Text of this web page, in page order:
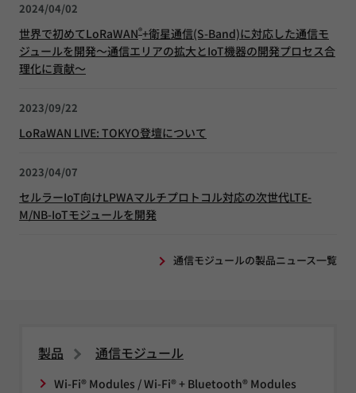
2024/04/02
世界で初めてLoRaWAN®+衛星通信(S-Band)に対応した通信モ
ジュールを開発～通信エリアの拡大とIoT機器の開発プロセス合
理化に貢献～
2023/09/22
LoRaWAN LIVE: TOKYO登壇について
2023/04/07
セルラーIoT向けLPWAマルチプロトコル対応の次世代LTE-
M/NB-IoTモジュールを開発
通信モジュールの製品ニュース一覧
製品 通信モジュール
Wi-Fi® Modules / Wi-Fi® + Bluetooth® Modules